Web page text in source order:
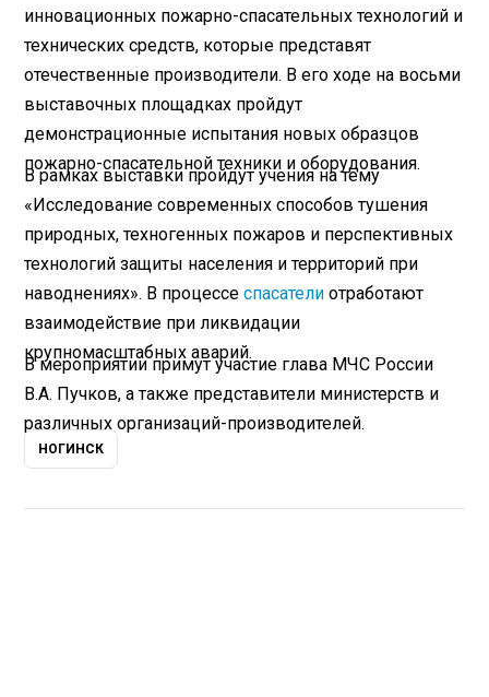
инновационных пожарно-спасательных технологий и
технических средств, которые представят
отечественные производители. В его ходе на восьми
выставочных площадках пройдут
демонстрационные испытания новых образцов
пожарно-спасательной техники и оборудования.
В рамках выставки пройдут учения на тему
«Исследование современных способов тушения
природных, техногенных пожаров и перспективных
технологий защиты населения и территорий при
наводнениях». В процессеспасатели отработают
взаимодействие при ликвидации
крупномасштабных аварий.
В мероприятии примут участие глава МЧС России
В.А. Пучков, а также представители министерств и
различных организаций-производителей.
НОГИНСК